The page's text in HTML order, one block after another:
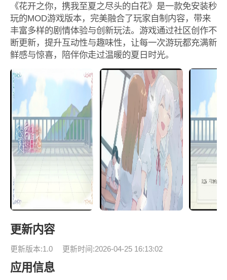
《花开之你，携我至夏之尽头的白花》是一款免安装秒
玩的MOD游戏版本，完美融合了玩家自制内容，带来
丰富多样的剧情体验与创新玩法。游戏通过社区创作不
断更新，提升互动性与趣味性，让每一次游玩都充满新
鲜感与惊喜，陪伴你走过温暖的夏日时光。
更新内容
更新版本:1.0 更新时间:2026-04-25 16:13:02
应用信息